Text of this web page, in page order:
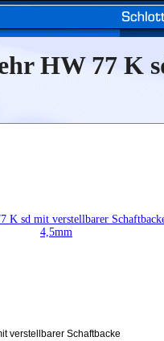
HW 77 K
verstellbarer Schaftbacke